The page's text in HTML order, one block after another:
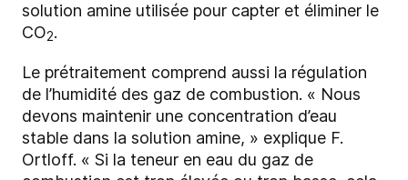
solution amine utilisée pour capter et éliminer le
CO2.
Le prétraitement comprend aussi la régulation
de l’humidité des gaz de combustion. « Nous
devons maintenir une concentration d’eau
stable dans la solution amine, » explique F.
Ortloff. « Si la teneur en eau du gaz de